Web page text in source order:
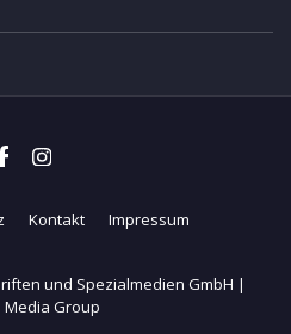
Kontakt Impressum
und Spezialmedien GmbH |
Media Group